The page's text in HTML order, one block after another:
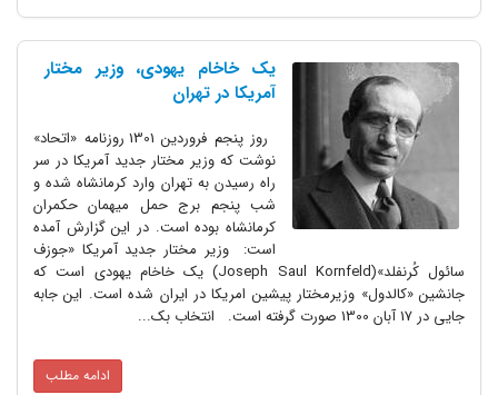
یک خاخام یهودی، وزیر مختار
آمریکا در تهران
روز پنجم فروردین 1301 روزنامه «اتحاد»
نوشت که وزیر مختار جدید آمریکا در سر
راه رسیدن به تهران وارد کرمانشاه شده و
شب پنجم برج حمل میهمان حکمران
کرمانشاه بوده است. در این گزارش آمده
است: وزیر مختار جدید آمریکا «جوزف
سائول کُرنفلد»(Joseph Saul Kornfeld) یک خاخام یهودی است که
جانشین «کالدول» وزیرمختار پیشین امریکا در ایران شده است. این جابه
جایی در 17 آبان 1300 صورت گرفته است. انتخاب بک...
ادامه مطلب